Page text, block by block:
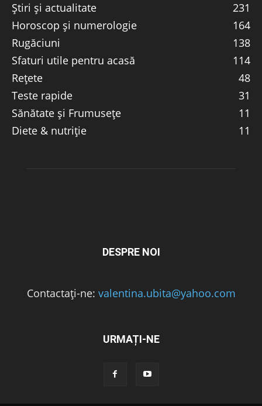
Știri și actualitate
231
Horoscop și numerologie
164
Rugăciuni
138
Sfaturi utile pentru acasă
114
Rețete
48
Teste rapide
31
Sănătate și Frumusețe
11
Diete & nutriție
11
DESPRE NOI
Contactați-ne: valentina.ubita@yahoo.com
URMAȚI-NE